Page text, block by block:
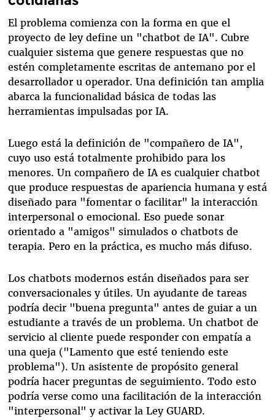
El problema comienza con la forma en que el
proyecto de ley define un "chatbot de IA". Cubre
cualquier sistema que genere respuestas que no
estén completamente escritas de antemano por el
desarrollador u operador. Una definición tan amplia
abarca la funcionalidad básica de todas las
herramientas impulsadas por IA.
Luego está la definición de "compañero de IA",
cuyo uso está totalmente prohibido para los
menores. Un compañero de IA es cualquier chatbot
que produce respuestas de apariencia humana y está
diseñado para "fomentar o facilitar" la interacción
interpersonal o emocional. Eso puede sonar
orientado a "amigos" simulados o chatbots de
terapia. Pero en la práctica, es mucho más difuso.
Los chatbots modernos están diseñados para ser
conversacionales y útiles. Un ayudante de tareas
podría decir "buena pregunta" antes de guiar a un
estudiante a través de un problema. Un chatbot de
servicio al cliente puede responder con empatía a
una queja ("Lamento que esté teniendo este
problema"). Un asistente de propósito general
podría hacer preguntas de seguimiento. Todo esto
podría verse como una facilitación de la interacción
"interpersonal" y activar la Ley GUARD.